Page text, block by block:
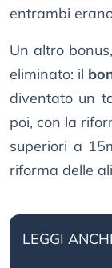
entrambi
Un altro
eliminato: il
diventato un
poi, con la
superiori a
riforma delle
LEGGI